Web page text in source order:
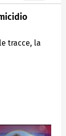
tracce, la